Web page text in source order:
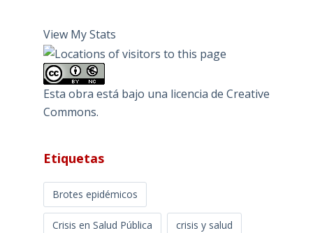
View My Stats
Esta obra está bajo una licencia de Creative
Commons.
Etiquetas
Brotes epidémicos
Crisis en Salud Pública crisis y salud